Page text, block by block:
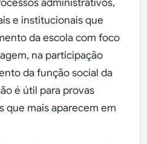
administrativos,
e institucionais que
da escola com foco
na participação
da função social da
é útil para provas
que mais aparecem em